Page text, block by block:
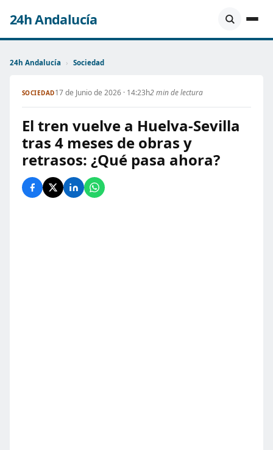
24h Andalucía
24h Andalucía › Sociedad
SOCIEDAD17 de Junio de 2026 · 14:23h2 min de lectura
El tren vuelve a Huelva-Sevilla
tras 4 meses de obras y
retrasos: ¿Qué pasa ahora?